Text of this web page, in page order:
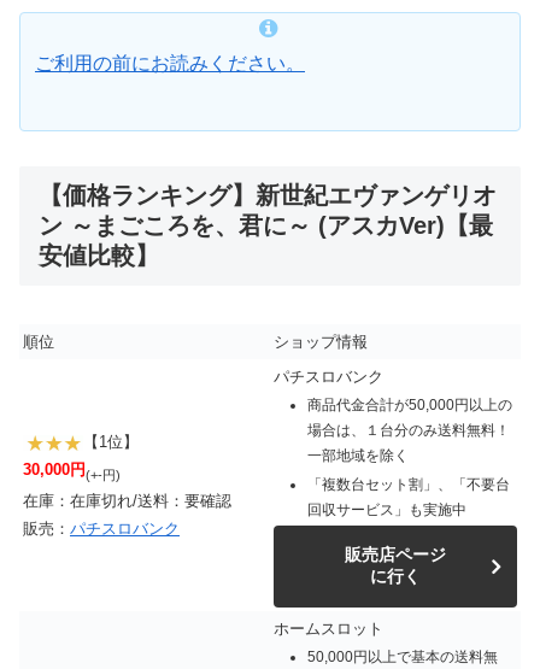
ご利用の前にお読みください。
【価格ランキング】新世紀エヴァンゲリオ
ン ～まごころを、君に～ (アスカVer)【最
安値比較】
順位 ショップ情報
【1位】
30,000円(+-円)
在庫：在庫切れ/送料：要確認
販売： パチスロバンク
パチスロバンク
商品代金合計が50,000円以上の
場合は、１台分のみ送料無料！
一部地域を除く
「複数台セット割」、「不要台
回収サービス」も実施中
販売店ページ
に行く
ホームスロット
50,000円以上で基本の送料無